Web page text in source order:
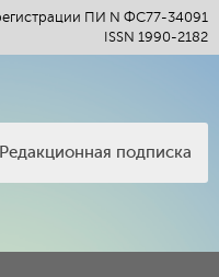
ПИ N ФС77-34091
ISSN 1990-2182
Редакционная подписка